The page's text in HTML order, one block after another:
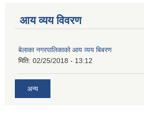
आय व्यय विवरण
बेलाका नगरपालिकाको आय व्यय बिबरण
मिति: 02/25/2018 - 13:12
अन्य